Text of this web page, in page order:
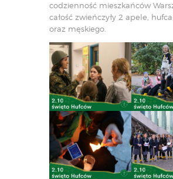
codzienność mieszkańców
całość zwieńczyły 2 apele,
oraz męskiego.